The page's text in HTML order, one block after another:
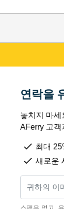
연락
놓치지 마세
AFerry 고객
최대
새로운